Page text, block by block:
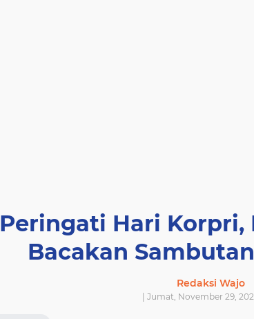
Peringati Hari Korpri,
Bacakan
Redaksi Wajo
| Jumat, November 29,